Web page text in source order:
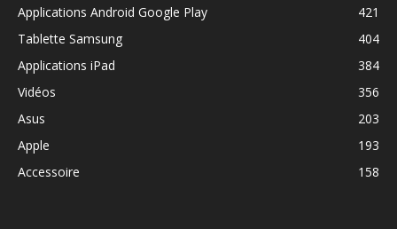
Applications Android Google Play
421
Tablette Samsung
404
Applications iPad
384
Vidéos
356
Asus
203
Apple
193
Accessoire
158